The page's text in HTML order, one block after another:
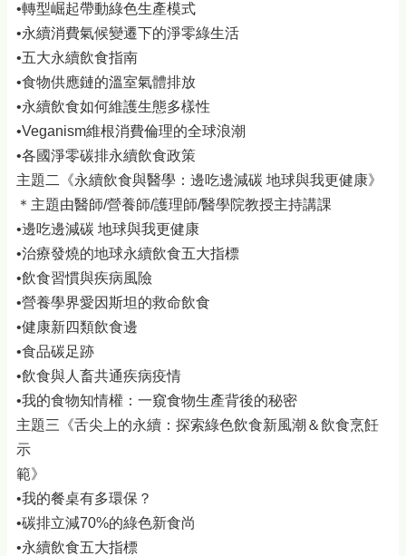
•轉型崛起帶動綠色生產模式
•永續消費氣候變遷下的淨零綠生活
•五大永續飲食指南
•食物供應鏈的溫室氣體排放
•永續飲食如何維護生態多樣性
•Veganism維根消費倫理的全球浪潮
•各國淨零碳排永續飲食政策
主題二《永續飲食與醫學：邊吃邊減碳 地球與我更健康》
＊主題由醫師/營養師/護理師/醫學院教授主持講課
•邊吃邊減碳 地球與我更健康
•治療發燒的地球永續飲食五大指標
•飲食習慣與疾病風險
•營養學界愛因斯坦的救命飲食
•健康新四類飲食邊
•食品碳足跡
•飲食與人畜共通疾病疫情
•我的食物知情權：一窺食物生產背後的秘密
主題三《舌尖上的永續：探索綠色飲食新風潮＆飲食烹飪
示
範》
•我的餐桌有多環保？
•碳排立減70%的綠色新食尚
•永續飲食五大指標